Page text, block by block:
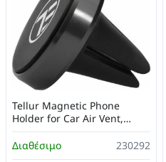
Διαθέσιμο 230292
Tellur Magnetic Phone
Holder for Car Air Vent,
Black (TLL171012)